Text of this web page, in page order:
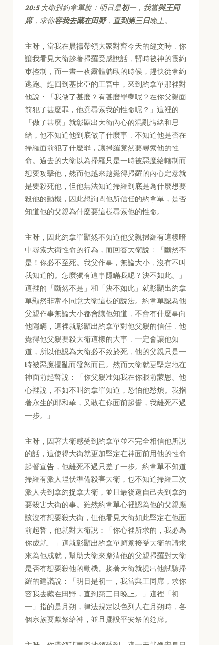
20:5大衛對約拿單說：明日是初一，我當與王同
席，求你容我去藏在田野，直到第三日晚上。
主呀，當我在晨禱帶領大家對齊今天的經文時，你
讓我看見大衛趁著掃羅受感說話，暫時被神的靈約
束控制，而一晝一夜露體躺臥的時候，趕快從拿約
逃跑。趕回到基比亞的王宮中，來到約拿單那裡對
他說：「我做了甚麼？有甚麼罪孽呢？在你父親面
前犯了甚麼罪，他竟尋索我的性命呢？」這裡的
「做了甚麼」就彰顯出大衛內心的混亂情緒和思
緒，他不知道他到底做了什麼事，不知道他是否在
掃羅面前犯了什麼罪，讓掃羅竟然要尋索他的性
命。過去的大衛以為掃羅只是一時被惡魔給轄制而
想要攻擊他，然而他越來越覺得掃羅的內心定意就
是要殺死他，但他無法知道掃羅到底是為什麼想要
殺他的動機，因此想詢問他所信任的約拿單，是否
知道他的父親為什麼要這樣尋索他的性命。
主呀，因此約拿單顯然不知道他父親掃羅有這樣暗
中尋索大衛性命的行為，而回答大衛說：「斷然不
是！你必不至死。我父作事，無論大小，沒有不叫
我知道的。怎麼獨有這事隱瞞我呢？決不如此。」
這裡的「斷然不是」和「決不如此」就彰顯出約拿
單顯然非常不同意大衛這樣的說法。約拿單認為他
父親作事無論大小都會讓他知道，不會有什麼事向
他隱瞞，這裡就彰顯出約拿單對他父親的信任，他
覺得他父親要殺大衛這樣的大事，一定會讓他知
道，所以他認為大衛必不致於死，他的父親只是一
時被惡魔擾亂而發怒而已。然而大衛就更堅定地在
神面前起誓說：「你父親准知我在你眼前蒙恩。他
心裡說，不如不叫約拿單知道，恐怕他愁煩。我指
著永生的耶和華，又敢在你面前起誓，我離死不過
一步。」
主呀，因著大衛感受到約拿單並不完全相信他所說
的話，這使得大衛就更加堅定在神面前用他的性命
起誓宣告，他離死不過只差了一步。約拿單不知道
掃羅有派人埋伏準備殺害大衛，也不知道掃羅三次
派人去到拿約捉拿大衛，並且最後還自己去到拿約
要殺害大衛的事。雖然約拿單心裡認為他的父親應
該沒有想要殺大衛，但他看見大衛如此堅定在他面
前起誓，他就對大衛說：「你心裡所求的，我必為
你成就。」這就彰顯出約拿單願意接受大衛的請求
來為他成就，幫助大衛來釐清他的父親掃羅對大衛
是否有想要殺他的動機。接著大衛就提出他試驗掃
羅的建議說：「明日是初一，我當與王同席，求你
容我去藏在田野，直到第三日晚上。」這裡「初
一」指的是月朔，律法規定以色列人在月朔時，各
個宗族要獻祭給神，並且擺設平安祭的筵席。